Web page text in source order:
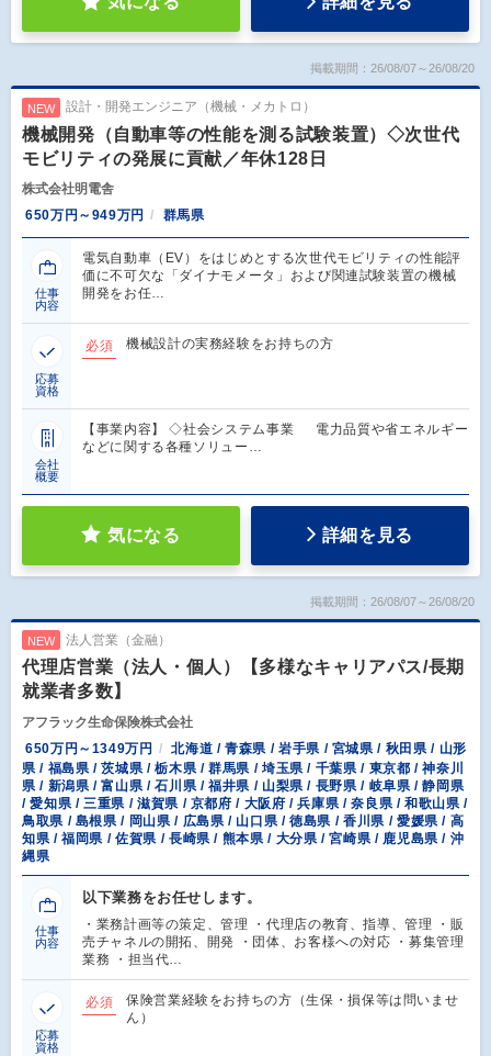
掲載期間：26/08/07～26/08/20
NEW 設計・開発エンジニア（機械・メカトロ）
機械開発（自動車等の性能を測る試験装置）◇次世代
モビリティの発展に貢献／年休128日
株式会社明電舎
650万円～949万円
群馬県
仕事
内容
電気自動車（EV）をはじめとする次世代モビリティの性能評
価に不可欠な「ダイナモメータ」および関連試験装置の機械
開発をお任…
応募
資格
必須 機械設計の実務経験をお持ちの方
会社
概要
【事業内容】 ◇社会システム事業 電力品質や省エネルギー
などに関する各種ソリュー…
気になる 詳細を見る
掲載期間：26/08/07～26/08/20
NEW 法人営業（金融）
代理店営業（法人・個人）【多様なキャリアパス/長期
就業者多数】
アフラック生命保険株式会社
650万円～1349万円
北海道 / 青森県 / 岩手県 / 宮城県 / 秋田県 / 山形
県 / 福島県 / 茨城県 / 栃木県 / 群馬県 / 埼玉県 / 千葉県 / 東京都 / 神奈川
県 / 新潟県 / 富山県 / 石川県 / 福井県 / 山梨県 / 長野県 / 岐阜県 / 静岡県
/ 愛知県 / 三重県 / 滋賀県 / 京都府 / 大阪府 / 兵庫県 / 奈良県 / 和歌山県 /
鳥取県 / 島根県 / 岡山県 / 広島県 / 山口県 / 徳島県 / 香川県 / 愛媛県 / 高
知県 / 福岡県 / 佐賀県 / 長崎県 / 熊本県 / 大分県 / 宮崎県 / 鹿児島県 / 沖
縄県
仕事
内容
以下業務をお任せします。
・業務計画等の策定、管理 ・代理店の教育、指導、管理 ・販
売チャネルの開拓、開発 ・団体、お客様への対応 ・募集管理
業務 ・担当代…
応募
資格
必須
保険営業経験をお持ちの方（生保・損保等は問いませ
ん）